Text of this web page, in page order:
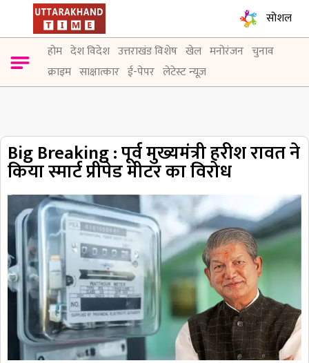
सोशल
होम देश विदेश उत्तराखंड विशेष खेल मनोरंजन चुनाव
क्राइम साक्षात्कार ई-पेपर लेटेस्ट न्यूज़
Big Breaking : पूर्व मुख्यमंत्री हरीश रावत ने
किया स्मार्ट प्रीपेड मीटर का विरोध